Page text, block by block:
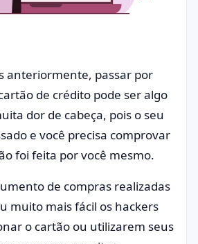
anteriormente, passar por
de crédito pode ser algo
dor de cabeça, pois o seu
e você precisa comprovar
foi feita por você mesmo.
de compras realizadas
muito mais fácil os hackers
o cartão ou utilizarem seus